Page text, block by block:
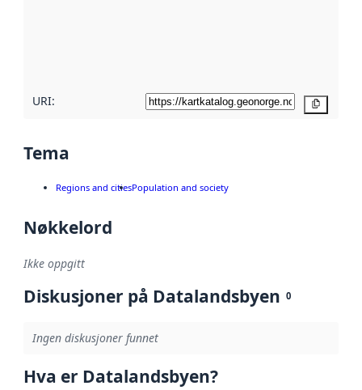
URI:
Tema
Regions and citiesPopulation and society
Nøkkelord
Ikke oppgitt
Diskusjoner på Datalandsbyen 0
Ingen diskusjoner funnet
Hva er Datalandsbyen?